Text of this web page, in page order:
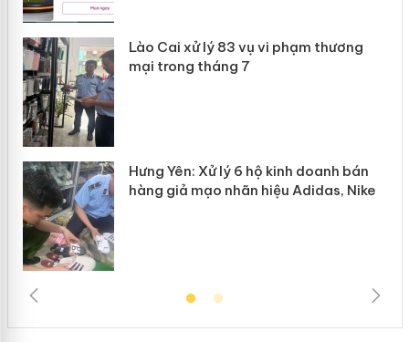
Lào Cai xử lý 83 vụ vi phạm thương
mại trong tháng 7
Hưng Yên: Xử lý 6 hộ kinh doanh bán
hàng giả mạo nhãn hiệu Adidas, Nike